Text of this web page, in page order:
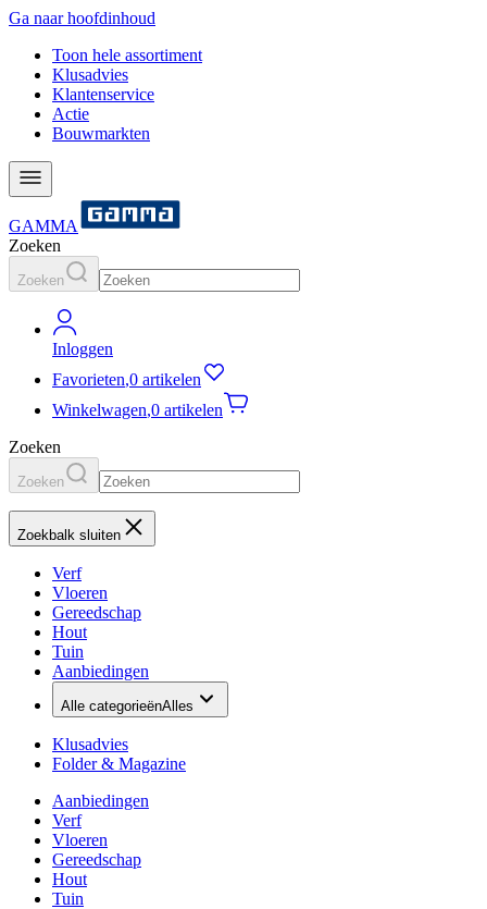
Ga naar hoofdinhoud
Toon hele assortiment
Klusadvies
Klantenservice
Actie
Bouwmarkten
GAMMA
Zoeken
Zoeken
Inloggen
Favorieten,0 artikelen
Winkelwagen,0 artikelen
Zoeken
Zoeken
Zoekbalk sluiten
Verf
Vloeren
Gereedschap
Hout
Tuin
Aanbiedingen
Alle categorieënAlles
Klusadvies
Folder & Magazine
Aanbiedingen
Verf
Vloeren
Gereedschap
Hout
Tuin